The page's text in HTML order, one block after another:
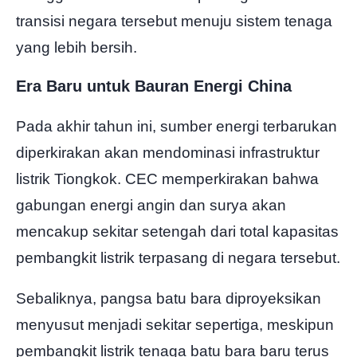
transisi negara tersebut menuju sistem tenaga
yang lebih bersih.
Era Baru untuk Bauran Energi China
Pada akhir tahun ini, sumber energi terbarukan
diperkirakan akan mendominasi infrastruktur
listrik Tiongkok. CEC memperkirakan bahwa
gabungan energi angin dan surya akan
mencakup sekitar setengah dari total kapasitas
pembangkit listrik terpasang di negara tersebut.
Sebaliknya, pangsa batu bara diproyeksikan
menyusut menjadi sekitar sepertiga, meskipun
pembangkit listrik tenaga batu bara baru terus